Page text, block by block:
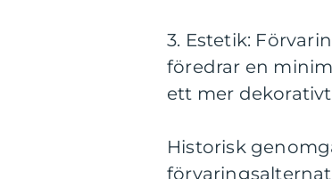
3. Estetik:
föredrar en
ett mer
Historisk